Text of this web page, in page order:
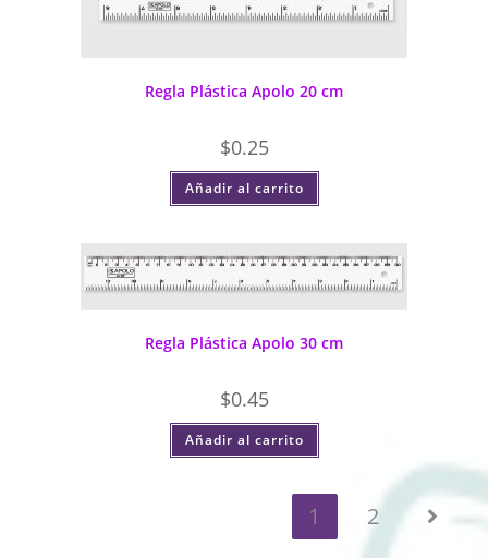
Regla Plástica Apolo 20 cm
$0.25
Añadir al carrito
Regla Plástica Apolo 30 cm
$0.45
Añadir al carrito
1 2